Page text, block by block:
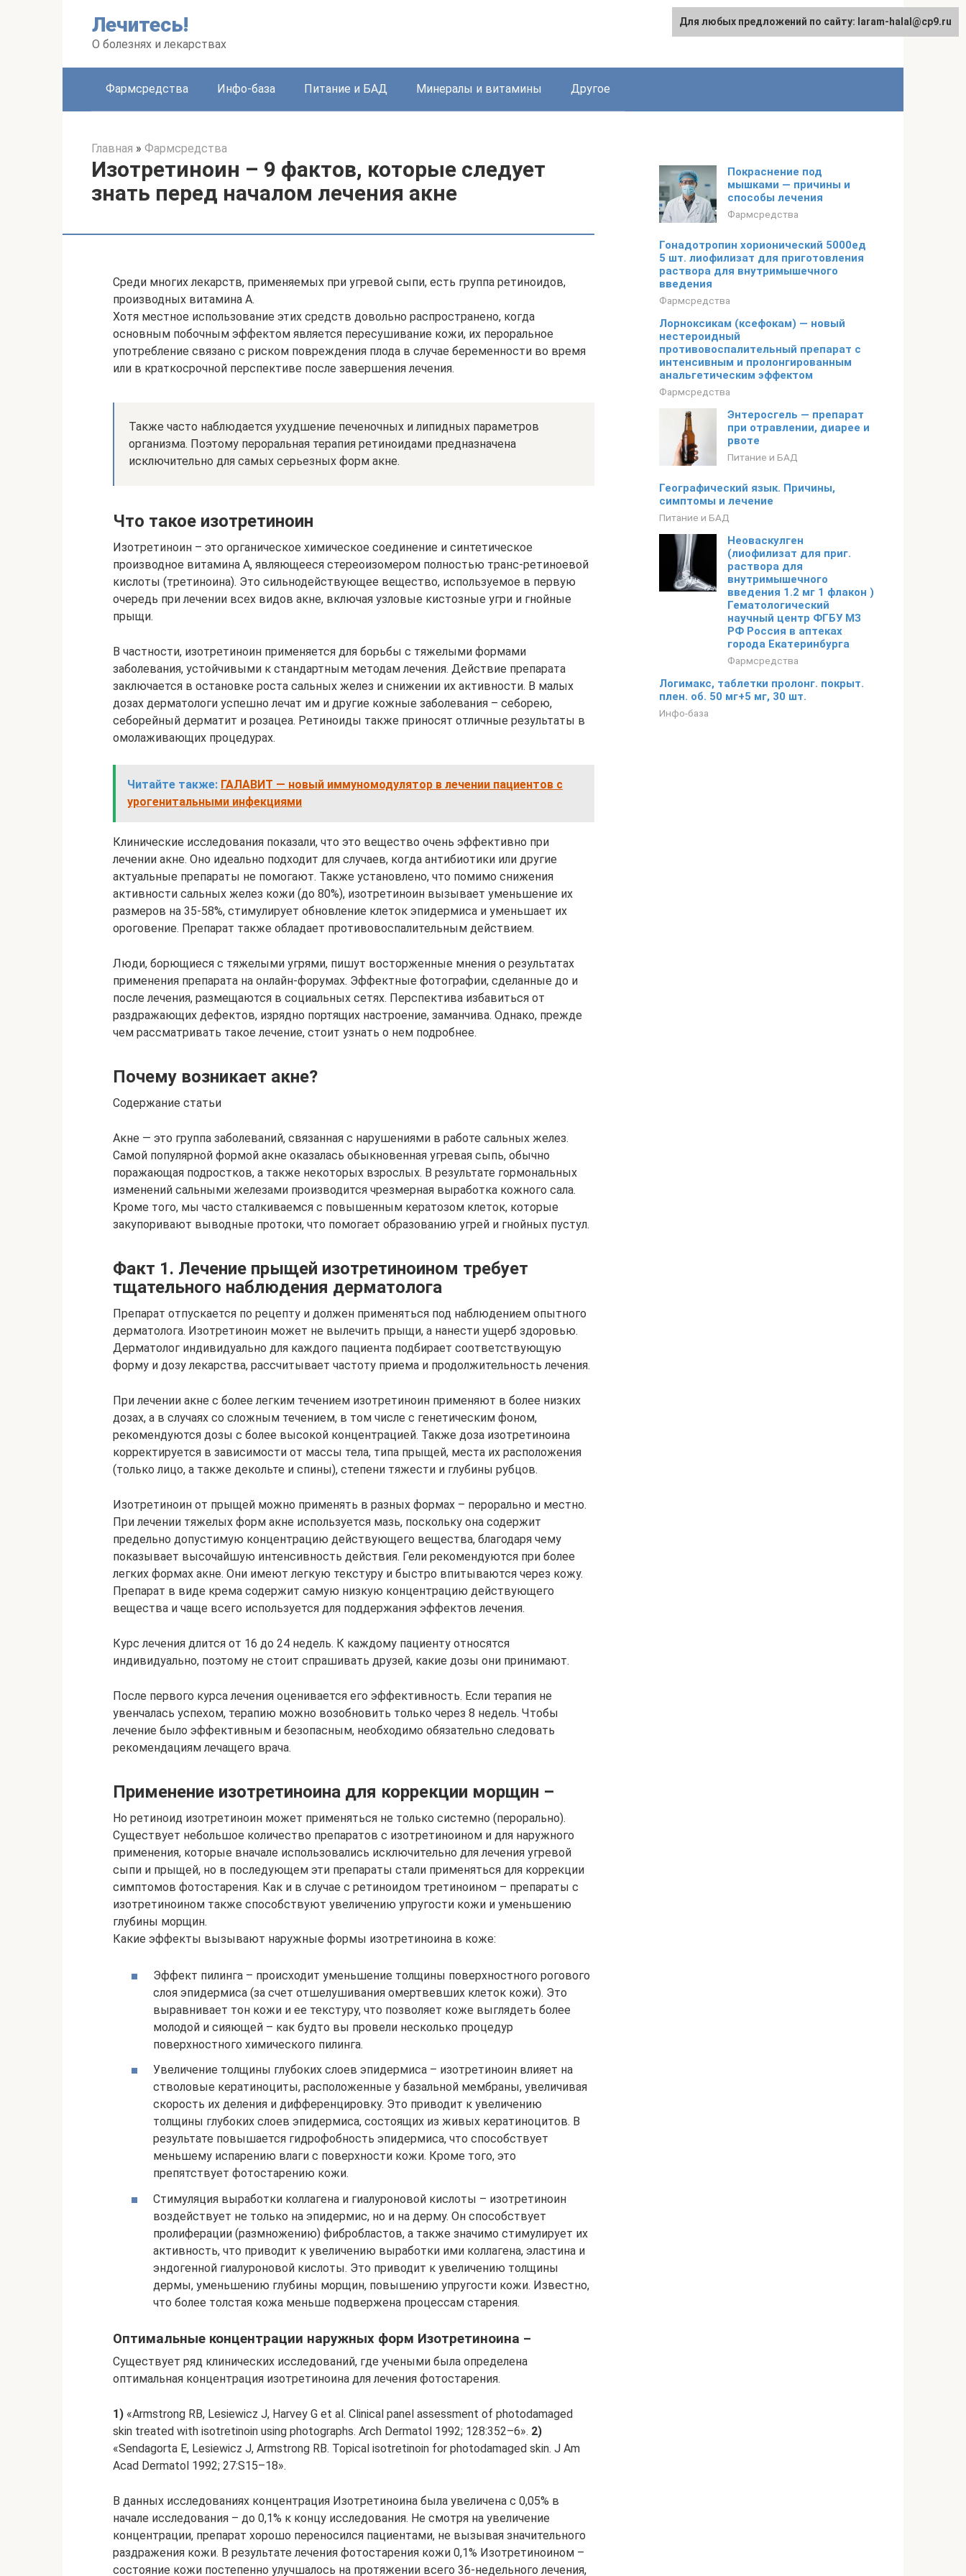
Лечитесь!
О болезнях и лекарствах
Фармсредства Инфо-база Питание и БАД Минералы и витамины Другое
Главная » Фармсредства
Изотретиноин – 9 фактов, которые следует
знать перед началом лечения акне
Среди многих лекарств, применяемых при угревой сыпи, есть группа ретиноидов,
производных витамина А.
Хотя местное использование этих средств довольно распространено, когда
основным побочным эффектом является пересушивание кожи, их пероральное
употребление связано с риском повреждения плода в случае беременности во время
или в краткосрочной перспективе после завершения лечения.
Также часто наблюдается ухудшение печеночных и липидных параметров
организма. Поэтому пероральная терапия ретиноидами предназначена
исключительно для самых серьезных форм акне.
Что такое изотретиноин
Изотретиноин – это органическое химическое соединение и синтетическое
производное витамина А, являющееся стереоизомером полностью транс-ретиноевой
кислоты (третиноина). Это сильнодействующее вещество, используемое в первую
очередь при лечении всех видов акне, включая узловые кистозные угри и гнойные
прыщи.
В частности, изотретиноин применяется для борьбы с тяжелыми формами
заболевания, устойчивыми к стандартным методам лечения. Действие препарата
заключается в остановке роста сальных желез и снижении их активности. В малых
дозах дерматологи успешно лечат им и другие кожные заболевания – себорею,
себорейный дерматит и розацеа. Ретиноиды также приносят отличные результаты в
омолаживающих процедурах.
Читайте также: ГАЛАВИТ — новый иммуномодулятор в лечении пациентов с
урогенитальными инфекциями
Клинические исследования показали, что это вещество очень эффективно при
лечении акне. Оно идеально подходит для случаев, когда антибиотики или другие
актуальные препараты не помогают. Также установлено, что помимо снижения
активности сальных желез кожи (до 80%), изотретиноин вызывает уменьшение их
размеров на 35-58%, стимулирует обновление клеток эпидермиса и уменьшает их
ороговение. Препарат также обладает противовоспалительным действием.
Люди, борющиеся с тяжелыми угрями, пишут восторженные мнения о результатах
применения препарата на онлайн-форумах. Эффектные фотографии, сделанные до и
после лечения, размещаются в социальных сетях. Перспектива избавиться от
раздражающих дефектов, изрядно портящих настроение, заманчива. Однако, прежде
чем рассматривать такое лечение, стоит узнать о нем подробнее.
Почему возникает акне?
Содержание статьи
Акне — это группа заболеваний, связанная с нарушениями в работе сальных желез.
Самой популярной формой акне оказалась обыкновенная угревая сыпь, обычно
поражающая подростков, а также некоторых взрослых. В результате гормональных
изменений сальными железами производится чрезмерная выработка кожного сала.
Кроме того, мы часто сталкиваемся с повышенным кератозом клеток, которые
закупоривают выводные протоки, что помогает образованию угрей и гнойных пустул.
Факт 1. Лечение прыщей изотретиноином требует
тщательного наблюдения дерматолога
Препарат отпускается по рецепту и должен применяться под наблюдением опытного
дерматолога. Изотретиноин может не вылечить прыщи, а нанести ущерб здоровью.
Дерматолог индивидуально для каждого пациента подбирает соответствующую
форму и дозу лекарства, рассчитывает частоту приема и продолжительность лечения.
При лечении акне с более легким течением изотретиноин применяют в более низких
дозах, а в случаях со сложным течением, в том числе с генетическим фоном,
рекомендуются дозы с более высокой концентрацией. Также доза изотретиноина
корректируется в зависимости от массы тела, типа прыщей, места их расположения
(только лицо, а также декольте и спины), степени тяжести и глубины рубцов.
Изотретиноин от прыщей можно применять в разных формах – перорально и местно.
При лечении тяжелых форм акне используется мазь, поскольку она содержит
предельно допустимую концентрацию действующего вещества, благодаря чему
показывает высочайшую интенсивность действия. Гели рекомендуются при более
легких формах акне. Они имеют легкую текстуру и быстро впитываются через кожу.
Препарат в виде крема содержит самую низкую концентрацию действующего
вещества и чаще всего используется для поддержания эффектов лечения.
Курс лечения длится от 16 до 24 недель. К каждому пациенту относятся
индивидуально, поэтому не стоит спрашивать друзей, какие дозы они принимают.
После первого курса лечения оценивается его эффективность. Если терапия не
увенчалась успехом, терапию можно возобновить только через 8 недель. Чтобы
лечение было эффективным и безопасным, необходимо обязательно следовать
рекомендациям лечащего врача.
Применение изотретиноина для коррекции морщин –
Но ретиноид изотретиноин может применяться не только системно (перорально).
Существует небольшое количество препаратов с изотретиноином и для наружного
применения, которые вначале использовались исключительно для лечения угревой
сыпи и прыщей, но в последующем эти препараты стали применяться для коррекции
симптомов фотостарения. Как и в случае с ретиноидом третиноином – препараты с
изотретиноином также способствуют увеличению упругости кожи и уменьшению
глубины морщин.
Какие эффекты вызывают наружные формы изотретиноина в коже:
Эффект пилинга – происходит уменьшение толщины поверхностного рогового
слоя эпидермиса (за счет отшелушивания омертвевших клеток кожи). Это
выравнивает тон кожи и ее текстуру, что позволяет коже выглядеть более
молодой и сияющей – как будто вы провели несколько процедур
поверхностного химического пилинга.
Увеличение толщины глубоких слоев эпидермиса – изотретиноин влияет на
стволовые кератиноциты, расположенные у базальной мембраны, увеличивая
скорость их деления и дифференцировку. Это приводит к увеличению
толщины глубоких слоев эпидермиса, состоящих из живых кератиноцитов. В
результате повышается гидрофобность эпидермиса, что способствует
меньшему испарению влаги с поверхности кожи. Кроме того, это
препятствует фотостарению кожи.
Стимуляция выработки коллагена и гиалуроновой кислоты – изотретиноин
воздействует не только на эпидермис, но и на дерму. Он способствует
пролиферации (размножению) фибробластов, а также значимо стимулирует их
активность, что приводит к увеличению выработки ими коллагена, эластина и
эндогенной гиалуроновой кислоты. Это приводит к увеличению толщины
дермы, уменьшению глубины морщин, повышению упругости кожи. Известно,
что более толстая кожа меньше подвержена процессам старения.
Оптимальные концентрации наружных форм Изотретиноина –
Существует ряд клинических исследований, где учеными была определена
оптимальная концентрация изотретиноина для лечения фотостарения.
1) «Armstrong RB, Lesiewicz J, Harvey G et al. Clinical panel assessment of photodamaged
skin treated with isotretinoin using photographs. Arch Dermatol 1992; 128:352–6». 2)
«Sendagorta E, Lesiewicz J, Armstrong RB. Topical isotretinoin for photodamaged skin. J Am
Acad Dermatol 1992; 27:S15–18».
В данных исследованиях концентрация Изотретиноина была увеличена с 0,05% в
начале исследования – до 0,1% к концу исследования. Не смотря на увеличение
концентрации, препарат хорошо переносился пациентами, не вызывая значительного
раздражения кожи. В результате лечения фотостарения кожи 0,1% Изотретиноином –
состояние кожи постепенно улучшалось на протяжении всего 36-недельного лечения,
Покраснение под
мышками — причины и
способы лечения
Фармсредства
Гонадотропин хорионический 5000ед
5 шт. лиофилизат для приготовления
раствора для внутримышечного
введения
Фармсредства
Лорноксикам (ксефокам) — новый
нестероидный
противовоспалительный препарат с
интенсивным и пролонгированным
анальгетическим эффектом
Фармсредства
Энтеросгель — препарат
при отравлении, диарее и
рвоте
Питание и БАД
Географический язык. Причины,
симптомы и лечение
Питание и БАД
Неоваскулген
(лиофилизат для приг.
раствора для
внутримышечного
введения 1.2 мг 1 флакон )
Гематологический
научный центр ФГБУ МЗ
РФ Россия в аптеках
города Екатеринбурга
Фармсредства
Логимакс, таблетки пролонг. покрыт.
плен. об. 50 мг+5 мг, 30 шт.
Инфо-база
Для любых предложений по сайту: laram-halal@cp9.ru